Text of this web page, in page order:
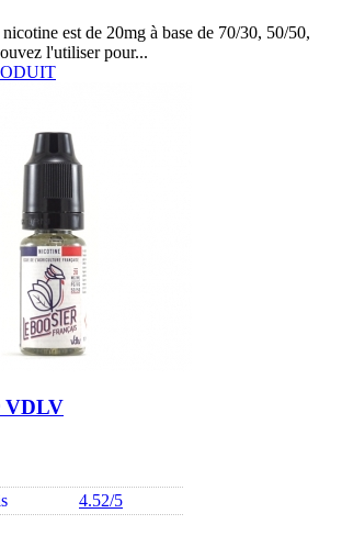
est de 20mg à base de 70/30, 50/50,
l'utiliser pour...
VDLV
4.52/5